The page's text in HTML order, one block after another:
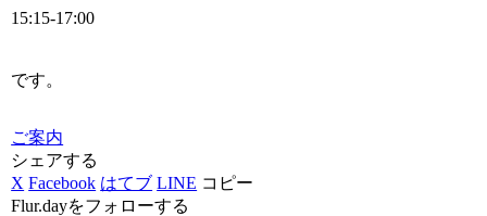
15:15-17:00
です。
ご案内
シェアする
X Facebook はてブ LINE コピー
Flur.dayをフォローする